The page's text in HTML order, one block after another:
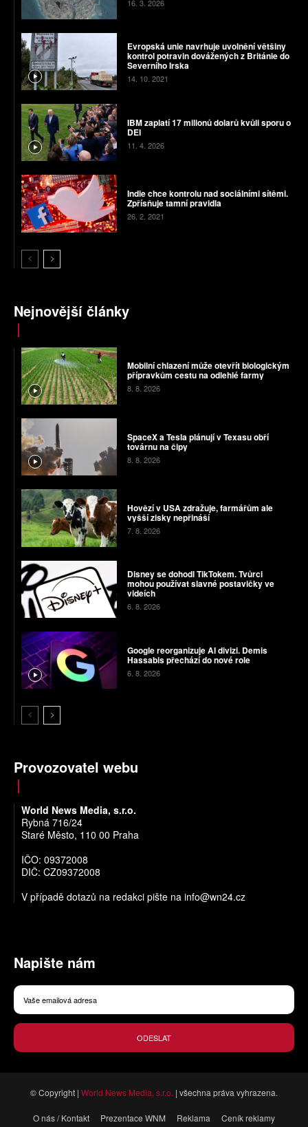
16. 3. 2026
Evropská unie navrhuje uvolnění většiny
kontrol potravin dovážených z Británie do
Severního Irska
14. 10. 2021
IBM zaplatí 17 milionů dolarů kvůli sporu o
DEI
11. 4. 2026
Indie chce kontrolu nad sociálními sítěmi.
Zpřísňuje tamní pravidla
26. 2. 2021
Nejnovější články
Mobilní chlazení může otevřít biologickým
přípravkům cestu na odlehlé farmy
8. 8. 2026
SpaceX a Tesla plánují v Texasu obří
továrnu na čipy
8. 8. 2026
Hovězí v USA zdražuje, farmářům ale
vyšší zisky nepřináší
7. 8. 2026
Disney se dohodl TikTokem. Tvůrci
mohou používat slavné postavičky ve
videích
6. 8. 2026
Google reorganizuje AI divizi. Demis
Hassabis přechází do nové role
6. 8. 2026
Provozovatel webu
World News Media, s.r.o.
Rybná 716/24
Staré Město, 110 00 Praha
IČO: 09372008
DIČ: CZ09372008
V případě dotazů na redakci pište na info@wn24.cz
Napište nám
ODESLAT
© Copyright | World News Media, s.r.o. | všechna práva vyhrazena.
O nás / Kontakt Prezentace WNM Reklama
Ceník reklamy